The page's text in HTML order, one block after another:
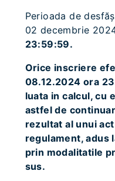
Perioada de
02 decembrie
23:59:59.
Orice inscriere
08.12.2024 ora
luata in calcul, cu
astfel de
rezultat al unui
regulament, adus
prin modalitatile
sus.